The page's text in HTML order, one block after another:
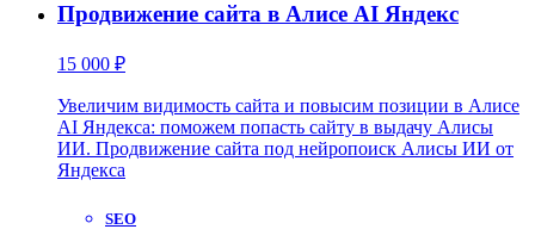
Продвижение сайта в Алисе AI Яндекс
15 000 ₽
Увеличим видимость сайта и повысим позиции в Алисе
AI Яндекса: поможем попасть сайту в выдачу Алисы
ИИ. Продвижение сайта под нейропоиск Алисы ИИ от
Яндекса
SEO